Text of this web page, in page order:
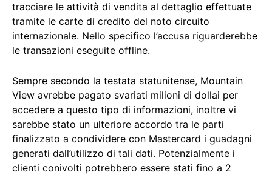
tracciare le attività di vendita al dettaglio effettuate
tramite le carte di credito del noto circuito
internazionale. Nello specifico l’accusa riguarderebbe
le transazioni eseguite offline.
Sempre secondo la testata statunitense, Mountain
View avrebbe pagato svariati milioni di dollai per
accedere a questo tipo di informazioni, inoltre vi
sarebbe stato un ulteriore accordo tra le parti
finalizzato a condividere con Mastercard i guadagni
generati dall’utilizzo di tali dati. Potenzialmente i
clienti conivolti potrebbero essere stati fino a 2